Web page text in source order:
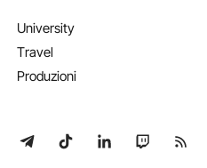
University
Travel
Produzioni
YouTube
su WhatsApp
Seguici su Telegram
Seguici su TikTok
Seguici su
Seguici